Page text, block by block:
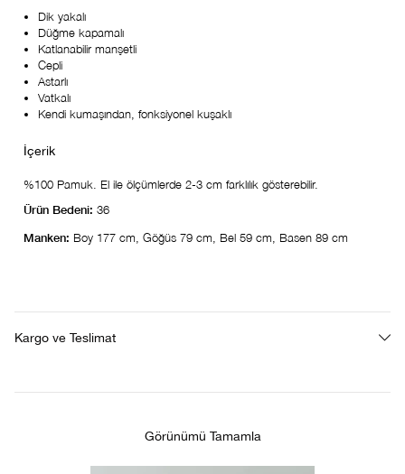
Dik yakalı
Düğme kapamalı
Katlanabilir manşetli
Cepli
Astarlı
Vatkalı
Kendi kumaşından, fonksiyonel kuşaklı
%100 Pamuk. El ile ölçümlerde 2-3 cm farklılık gösterebilir.
Ürün Bedeni: 36
Manken: Boy 177 cm, Göğüs 79 cm, Bel 59 cm, Basen 89 cm
Kargo ve Teslimat
Görünümü Tamamla